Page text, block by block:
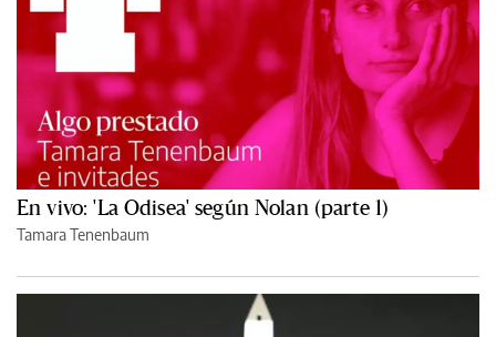
En vivo: 'La Odisea' según Nolan (parte 1)
Tamara Tenenbaum